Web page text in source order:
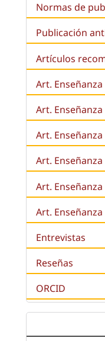
Normas de
Publicación
Artículos
Art.
Art. Enseñanza
Art.
Art. Enseñanza
Art.
Art.
Entrevistas
Reseñas
ORCID